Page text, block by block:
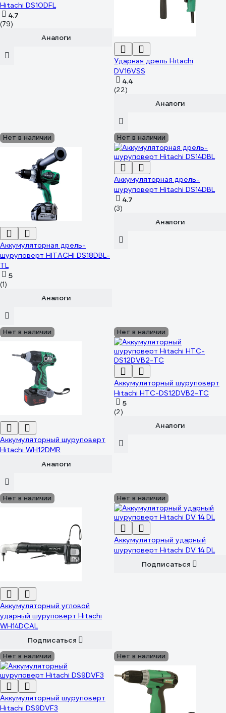
Hitachi DS10DFL
4.7
(79)
Аналоги
Ударная дрель Hitachi
DV16VSS
4.4
(22)
Аналоги
Нет в наличии
Аккумуляторная дрель-
шуруповерт HITACHI DS18DBL-
TL
5
(1)
Аналоги
Нет в наличии
Аккумуляторная дрель-
шуруповерт Hitachi DS14DBL
4.7
(3)
Аналоги
Нет в наличии
Аккумуляторный шуруповерт
Hitachi WH12DMR
Аналоги
Нет в наличии
Аккумуляторный шуруповерт
Hitachi HTC-DS12DVB2-TC
5
(2)
Аналоги
Нет в наличии
Аккумуляторный угловой
ударный шуруповерт Hitachi
WH14DCAL
Подписаться
Нет в наличии
Аккумуляторный ударный
шуруповерт Hitachi DV 14 DL
Подписаться
Нет в наличии
Аккумуляторный шуруповерт
Hitachi DS9DVF3
Нет в наличии